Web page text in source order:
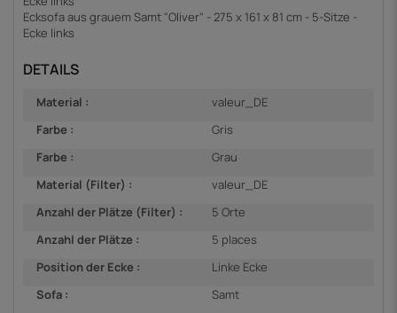
Ecksofa aus grauem Samt "Oliver" - 275 x 161 x 81 cm - 5-Sitze -
Ecke links
DETAILS
Material :
valeur_DE
Farbe :
Gris
Farbe :
Grau
Material (Filter) :
valeur_DE
Anzahl der Plätze (Filter) :
5 Orte
Anzahl der Plätze :
5 places
Position der Ecke :
Linke Ecke
Sofa :
Samt